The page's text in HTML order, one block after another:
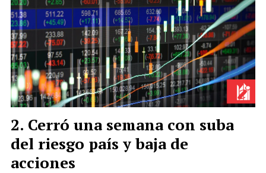
Cerró una semana con suba
del riesgo país y baja de
acciones